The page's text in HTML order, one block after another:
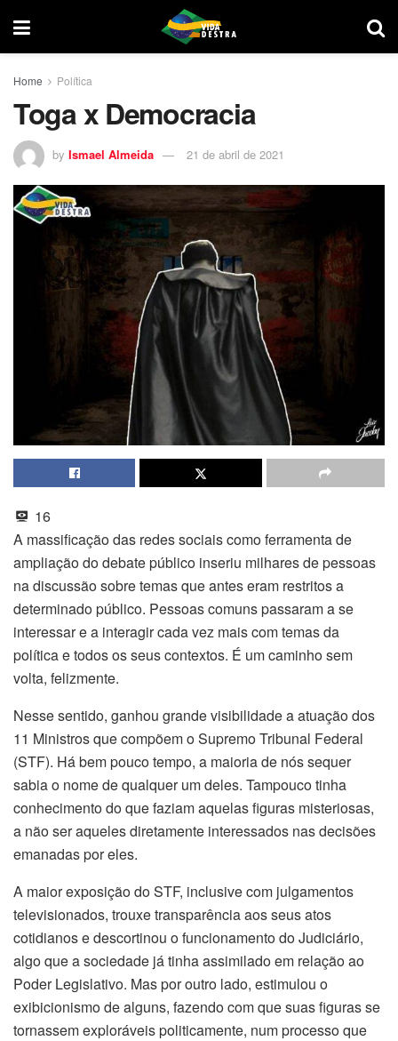
Home Política
Toga x Democracia
by Ismael Almeida 21 de abril de 2021
16
A massificação das redes sociais como ferramenta de
ampliação do debate público inseriu milhares de pessoas
na discussão sobre temas que antes eram restritos a
determinado público. Pessoas comuns passaram a se
interessar e a interagir cada vez mais com temas da
política e todos os seus contextos. É um caminho sem
volta, felizmente.
Nesse sentido, ganhou grande visibilidade a atuação dos
11 Ministros que compõem o Supremo Tribunal Federal
(STF). Há bem pouco tempo, a maioria de nós sequer
sabia o nome de qualquer um deles. Tampouco tinha
conhecimento do que faziam aquelas figuras misteriosas,
a não ser aqueles diretamente interessados nas decisões
emanadas por eles.
A maior exposição do STF, inclusive com julgamentos
televisionados, trouxe transparência aos seus atos
cotidianos e descortinou o funcionamento do Judiciário,
algo que a sociedade já tinha assimilado em relação ao
Poder Legislativo. Mas por outro lado, estimulou o
exibicionismo de alguns, fazendo com que suas figuras se
tornassem exploráveis politicamente, num processo que